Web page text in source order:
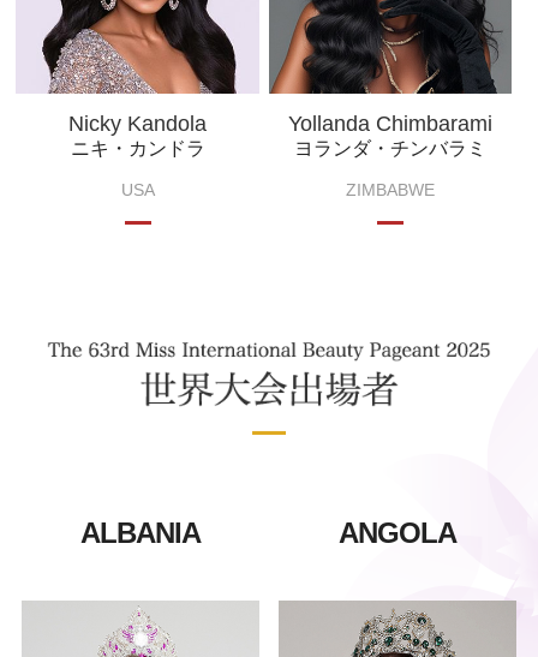
Nicky Kandola
ニキ・カンドラ
USA
Yollanda Chimbarami
ヨランダ・チンバラミ
ZIMBABWE
ALBANIA ANGOLA